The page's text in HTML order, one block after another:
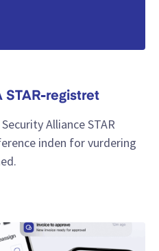
STAR-registret
Alliance STAR
inden for vurdering